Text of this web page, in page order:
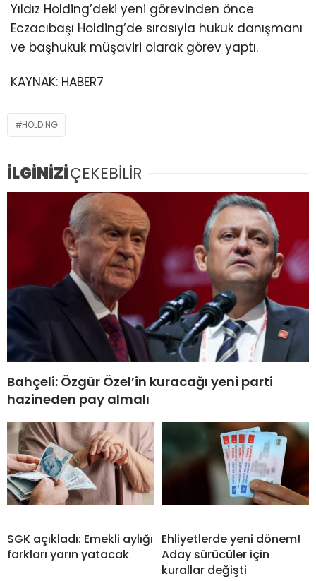
Yıldız Holding’deki yeni görevinden önce
Eczacıbaşı Holding’de sırasıyla hukuk danışmanı
ve başhukuk müşaviri olarak görev yaptı.
KAYNAK: HABER7
HOLDING
İLGİNİZİÇEKEBİLİR
Bahçeli: Özgür Özel’in kuracağı yeni parti
hazineden pay almalı
SGK açıkladı: Emekli aylığı
farkları yarın yatacak
Ehliyetlerde yeni dönem!
Aday sürücüler için
kurallar değişti